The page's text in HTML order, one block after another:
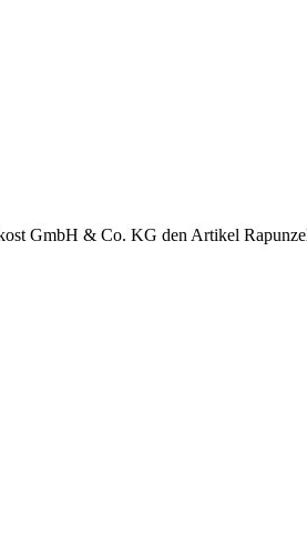
GmbH & Co. KG den Artikel